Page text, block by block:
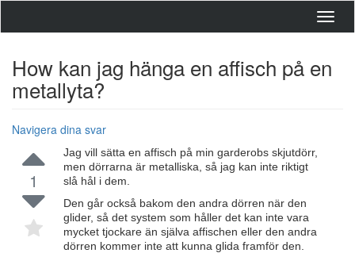
How kan jag hänga en affisch på en
metallyta?
Navigera dina svar
1
Jag vill sätta en affisch på min garderobs skjutdörr,
men dörrarna är metalliska, så jag kan inte riktigt
slå hål i dem.
Den går också bakom den andra dörren när den
glider, så det system som håller det kan inte vara
mycket tjockare än själva affischen eller den andra
dörren kommer inte att kunna glida framför den.